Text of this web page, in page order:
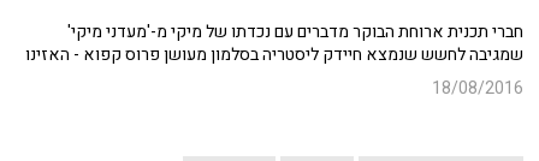
חברי תכנית ארוחת הבוקר מדברים עם נכדתו של מיקי מ-'מעדני מיקי'
שמגיבה לחשש שנמצא חיידק ליסטריה בסלמון מעושן פרוס קפוא - האזינו
18/08/2016